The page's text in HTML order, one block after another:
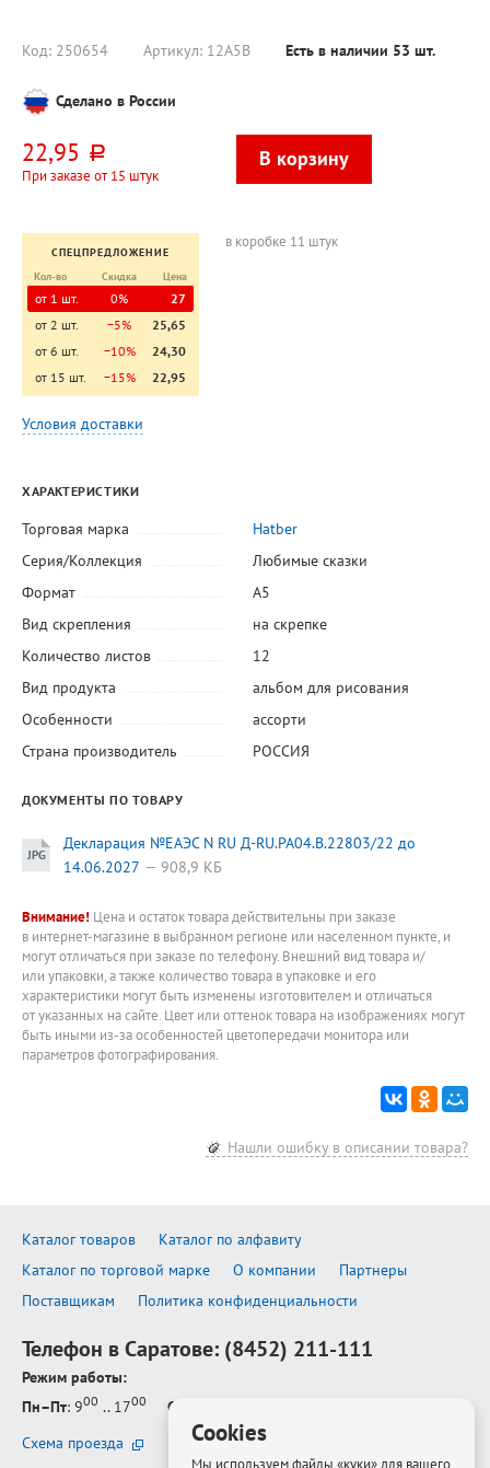
Код: 250654 Артикул: 12А5В Есть в наличии 53 шт.
Сделано в России
22,95 руб.
При заказе от 15 штук
СПЕЦПРЕДЛОЖЕНИЕ
Кол-во
Скидка Цена
от 1 шт. 0%
27
от 2 шт.
−5%
25,65
от 6 шт.
−10%
24,30
от 15 шт.
−15% 22,95
в коробке 11 штук
Условия доставки
ХАРАКТЕРИСТИКИ
Торговая марка
Hatber
Серия/Коллекция
Любимые сказки
Формат
А5
Вид скрепления
на скрепке
Количество листов
12
Вид продукта
альбом для рисования
Особенности
ассорти
Страна производитель
РОССИЯ
ДОКУМЕНТЫ ПО ТОВАРУ
Декларация №ЕАЭС N RU Д-RU.РА04.В.22803/22 до
14.06.2027
908,9 КБ
Внимание! Цена и остаток товара действительны при заказе
в интернет-магазине в выбранном регионе или населенном пункте, и
могут отличаться при заказе по телефону. Внешний вид товара и/
или упаковки, а также количество товара в упаковке и его
характеристики могут быть изменены изготовителем и отличаться
от указанных на сайте. Цвет или оттенок товара на изображениях могут
быть иными из-за особенностей цветопередачи монитора или
параметров фотографирования.
Нашли ошибку в описании товара?
Каталог товаров
Каталог по алфавиту
Каталог по торговой марке
О компании
Партнеры
Поставщикам
Политика конфиденциальности
Телефон в Саратове: (8452) 211-111
Режим работы:
Пн–Пт: 900 .. 1700 Сб–Вс
Схема проезда
Cookies
Мы используем файлы «куки» для вашего